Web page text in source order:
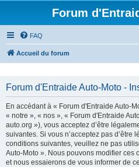
Forum
FAQ
Accueil du forum
Forum d'Entraide Auto-Moto -
En accédant à « Forum d'Entraide Auto-
« notre », « nos », « Forum d'Entraide
auto.org »), vous acceptez d’être
suivantes. Si vous n’acceptez pas
conditions suivantes, veuillez ne pas
Auto-Moto ». Nous pouvons modifier ces
et nous essaierons de vous informer de